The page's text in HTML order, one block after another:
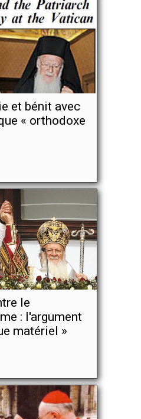
et bénit avec
« orthodoxe
le
: l'argument
matériel »